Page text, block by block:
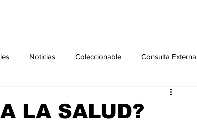
Noticias Coleccionable Consulta Externa
Publicaciones
LA SALUD?